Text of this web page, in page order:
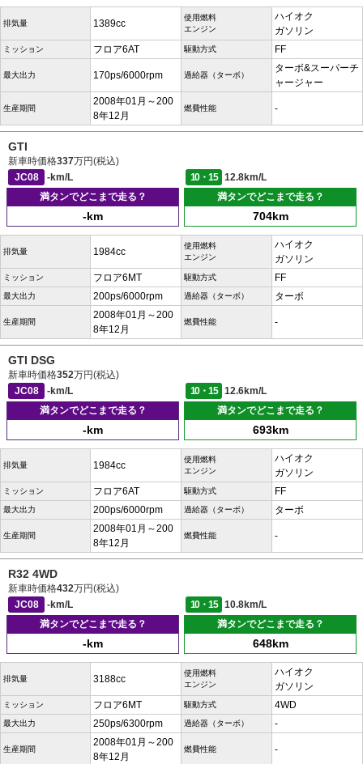
排気量 1389cc
使用燃料
エンジン
ハイオク
ガソリン
ミッション フロア6AT 駆動方式 FF
最大出力 170ps/6000rpm 過給器（ターボ）
ターボ&スーパーチ
ャージャー
生産期間
2008年01月～200
8年12月
燃費性能 -
GTI
新車時価格337万円(税込)
JC08
-km/L 10・15
12.8km/L
満タンでどこまで走る？
-km
満タンでどこまで走る？
704km
排気量 1984cc
使用燃料
エンジン
ハイオク
ガソリン
ミッション フロア6MT 駆動方式 FF
最大出力 200ps/6000rpm 過給器（ターボ） ターボ
生産期間
2008年01月～200
8年12月
燃費性能 -
GTI DSG
新車時価格352万円(税込)
JC08
-km/L 10・15
12.6km/L
満タンでどこまで走る？
-km
満タンでどこまで走る？
693km
排気量 1984cc
使用燃料
エンジン
ハイオク
ガソリン
ミッション フロア6AT 駆動方式 FF
最大出力 200ps/6000rpm 過給器（ターボ） ターボ
生産期間
2008年01月～200
8年12月
燃費性能 -
R32 4WD
新車時価格432万円(税込)
JC08
-km/L 10・15
10.8km/L
満タンでどこまで走る？
-km
満タンでどこまで走る？
648km
排気量 3188cc
使用燃料
エンジン
ハイオク
ガソリン
ミッション フロア6MT 駆動方式 4WD
最大出力 250ps/6300rpm 過給器（ターボ） -
生産期間
2008年01月～200
8年12月
燃費性能 -